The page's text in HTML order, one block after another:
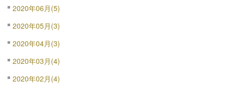
2020年06月(5)
2020年05月(3)
2020年04月(3)
2020年03月(4)
2020年02月(4)